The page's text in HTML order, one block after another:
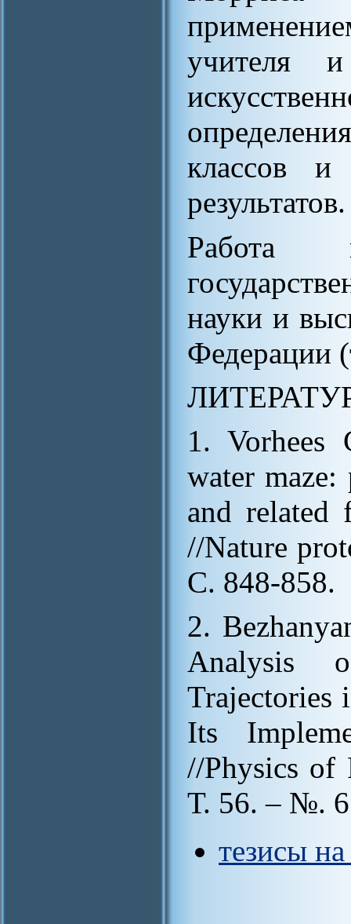
учителя и
классов и
результатов.
Работа
науки и
Федерации
1.
water maze:
and related
//Nature
С. 848-858.
2.
Analysis
Trajectories
Its
//Physics of
Т. 56. – №.
тезисы